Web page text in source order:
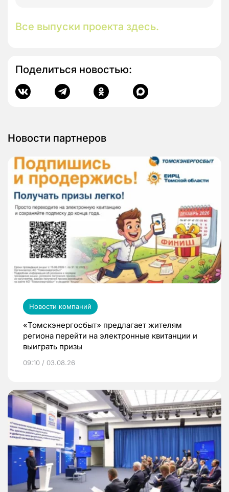
Все выпуски проекта здесь.
Поделиться новостью:
Новости партнеров
Новости компаний
«Томскэнергосбыт» предлагает жителям
региона перейти на электронные квитанции и
выиграть призы
09:10 / 03.08.26